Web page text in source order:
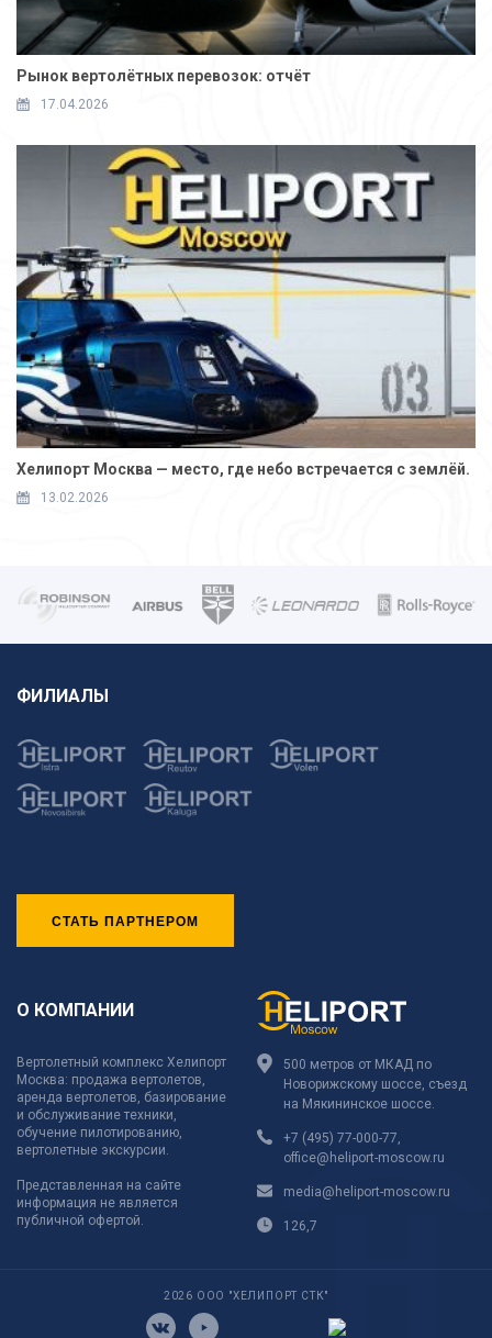
Рынок вертолётных перевозок: отчёт
17.04.2026
Хелипорт Москва — место, где небо встречается с землёй.
13.02.2026
ФИЛИАЛЫ
СТАТЬ ПАРТНЕРОМ
О КОМПАНИИ
Вертолетный комплекс Хелипорт
Москва: продажа вертолетов,
аренда вертолетов, базирование
и обслуживание техники,
обучение пилотированию,
вертолетные экскурсии.
Представленная на сайте
информация не является
публичной офертой.
500 метров от МКАД по
Новорижскому шоссе, съезд
на Мякининское шоссе.
+7 (495) 77-000-77
office@heliport-moscow.ru
media@heliport-moscow.ru
126,7
2026 ООО "ХЕЛИПОРТ СТК"